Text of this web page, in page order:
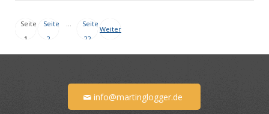
Seite
1
Seite
2
Seite
22
Weiter
info@martinglogger.de